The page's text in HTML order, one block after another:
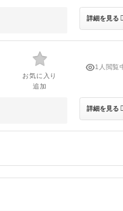
詳細を見る
お気に入り
追加
1人閲覧
詳細を見る